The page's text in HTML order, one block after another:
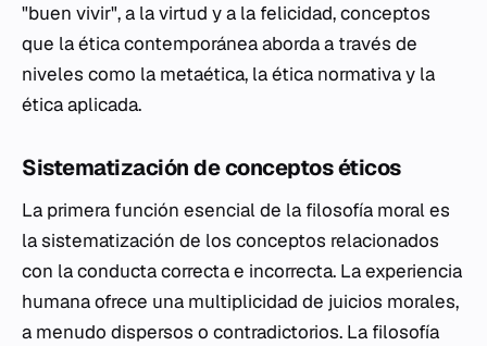
"buen vivir", a la virtud y a la felicidad, conceptos
que la ética contemporánea aborda a través de
niveles como la metaética, la ética normativa y la
ética aplicada.
Sistematización de conceptos éticos
La primera función esencial de la filosofía moral es
la sistematización de los conceptos relacionados
con la conducta correcta e incorrecta. La experiencia
humana ofrece una multiplicidad de juicios morales,
a menudo dispersos o contradictorios. La filosofía